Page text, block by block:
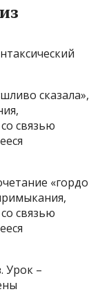
сказала»,
связью
«гордо
связью
Урок –